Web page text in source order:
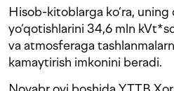
Hisob-kitoblarga ko‘ra,
yo‘qotishlarini 34,6 mln
va atmosferaga
kamaytirish imkonini beradi.